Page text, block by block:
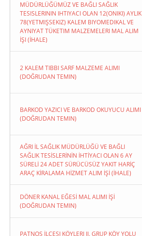
MÜDÜRLÜĞÜMÜZ VE BAĞLI SAĞLIK
TESISLERININ IHTIYACI OLAN 12(ONIKI) AYLIK
78(YETMIŞSEKIZ) KALEM BIYOMEDIKAL VE
AYNIYAT TÜKETIM MALZEMELERI MAL ALIM
İŞI (İHALE)
2 KALEM TIBBI SARF MALZEME ALIMI
(DOĞRUDAN TEMIN)
BARKOD YAZICI VE BARKOD OKUYUCU ALIMI
(DOĞRUDAN TEMIN)
AĞRI İL SAĞLIK MÜDÜRLÜĞÜ VE BAĞLI
SAĞLIK TESİSLERİNİN İHTİYACI OLAN 6 AY
SÜRELİ 24 ADET SÜRÜCÜSÜZ YAKIT HARİÇ
ARAÇ KİRALAMA HİZMET ALIM İŞİ (İHALE)
DÖNER KANAL EĞESİ MAL ALIMI İŞİ
(DOĞRUDAN TEMIN)
PATNOS İLÇESI KÖYLERI II. GRUP KÖY YOLU